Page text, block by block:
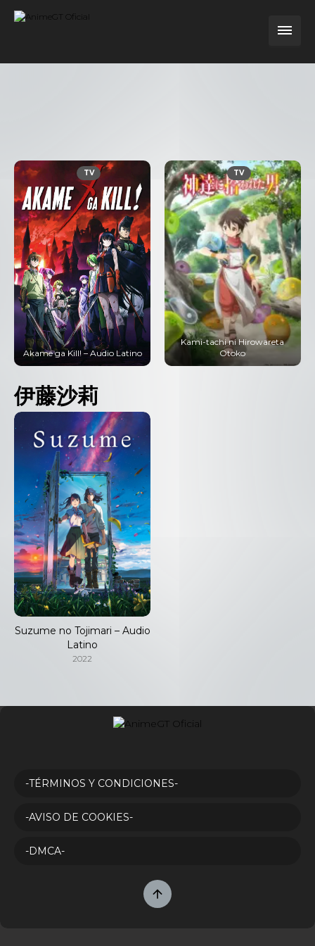
TV
Kami-tachi ni Hirowareta
Otoko
TV
Tokyo Ghoul – Audio Latino
伊藤沙莉
Suzume no Tojimari – Audio
Latino
2022
-TÉRMINOS Y CONDICIONES-
-AVISO DE COOKIES-
-DMCA-